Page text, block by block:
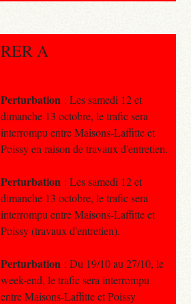
RER A
Perturbation : Les samedi 12 et
dimanche 13 octobre, le trafic sera
interrompu entre Maisons-Laffitte et
Poissy en raison de travaux d'entretien.
Perturbation : Les samedi 12 et
dimanche 13 octobre, le trafic sera
interrompu entre Maisons-Laffitte et
Poissy (travaux d'entretien).
Perturbation : Du 19/10 au 27/10, le
week-end, le trafic sera interrompu
entre Maisons-Laffitte et Poissy